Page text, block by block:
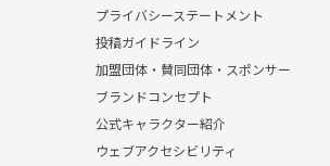
プライバシーステートメント
投稿ガイドライン
加盟団体・賛同団体・スポンサー
ブランドコンセプト
公式キャラクター紹介
ウェブアクセシビリティ